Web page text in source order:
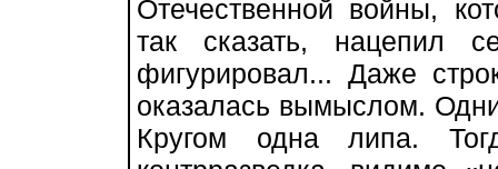
Отечественной войны,
так сказать, нацепил
фигурировал... Даже
оказалась вымыслом.
Кругом одна липа.